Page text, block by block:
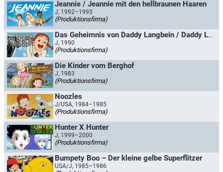
Jeannie / Jeannie mit den hellbraunen Haaren
J, 1992–1993
(Produktionsfirma)
Das Geheimnis von Daddy Langbein / Daddy Langbein
J, 1990
(Produktionsfirma)
Die Kinder vom Berghof
J, 1983
(Produktionsfirma)
Noozles
J/USA, 1984–1985
(Produktionsfirma)
Hunter X Hunter
J, 1999–2000
(Produktionsfirma)
Bumpety Boo – Der kleine gelbe Superflitzer
USA/J, 1985–1986